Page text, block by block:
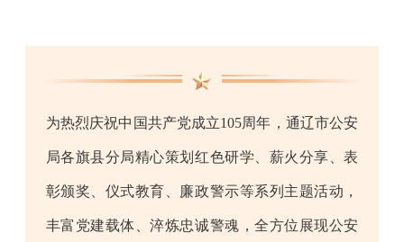
为热烈庆祝中国共产党成立105周年，通辽市公安
局各旗县分局精心策划红色研学、薪火分享、表
彰颁奖、仪式教育、廉政警示等系列主题活动，
丰富党建载体、淬炼忠诚警魂，全方位展现公安